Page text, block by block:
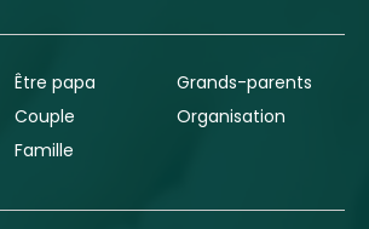
Être papa
Couple
Famille
Grands-parents
Organisation